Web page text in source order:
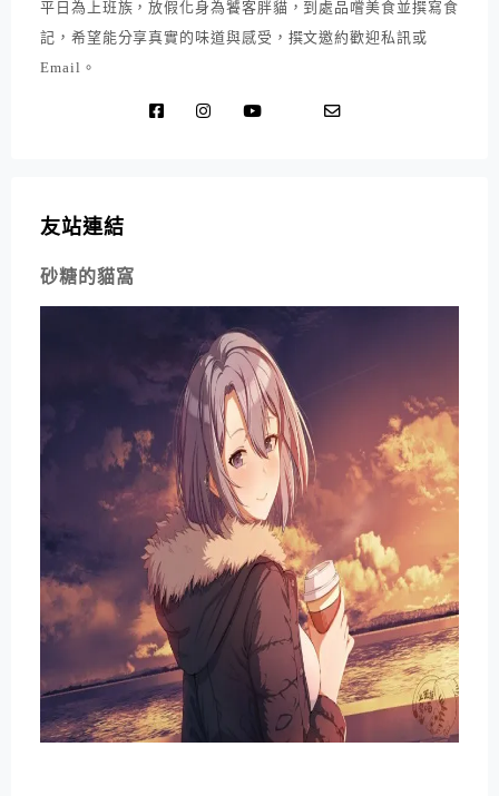
平日為上班族，放假化身為饕客胖貓，到處品嚐美食並撰寫食
記，希望能分享真實的味道與感受，撰文邀約歡迎私訊或
Email。
友站連結
砂糖的貓窩